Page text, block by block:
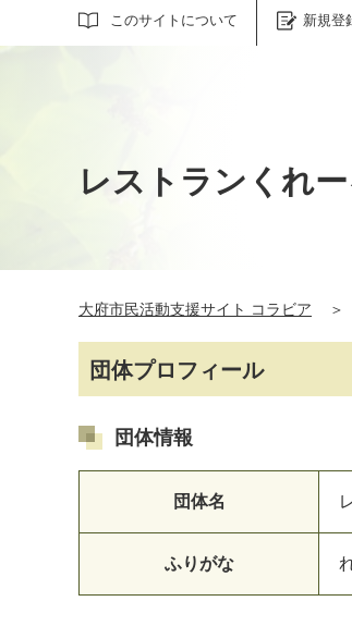
このサイトについて 新規登
サイト内検索
レストランくれ
大府市民活動支援サイト コラビア ＞
団体プロフィール
団体情報
団体名
ふりがな